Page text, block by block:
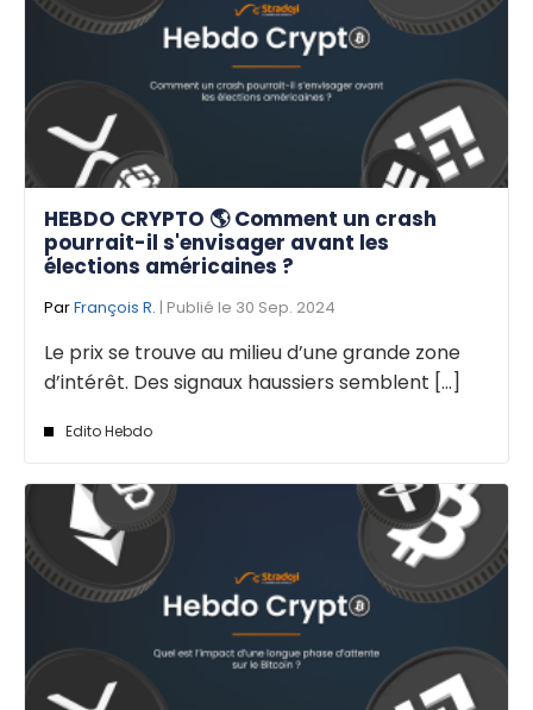
HEBDO CRYPTO 🌎 Comment un crash
pourrait-il s'envisager avant les
élections américaines ?
ParFrançois R. | Publié le 30 Sep. 2024
Le prix se trouve au milieu d’une grande zone
d’intérêt. Des signaux haussiers semblent [...]
Edito Hebdo